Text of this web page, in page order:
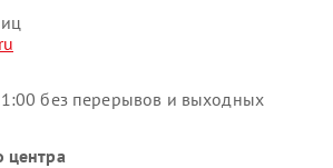
без перерывов и выходных
центра